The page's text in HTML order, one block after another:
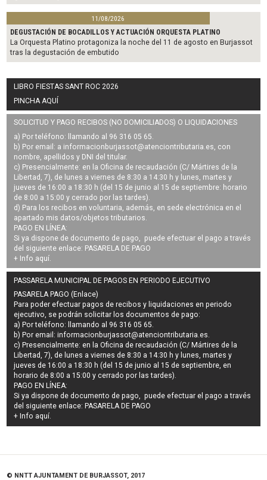
11/08/2026
DEGUSTACIÓN DE BOCADILLOS Y ACTUACIÓN ORQUESTA PLATINO
La Orquesta Platino protagoniza la noche del 11 de agosto en Burjassot
tras la degustación de embutido
LIBRO FIESTAS SANT ROC 2026
PINCHA AQUÍ
SOLICITUD Y PAGO RECIBOS (NO DOMICILIADOS) O LIQUIDACIONES
a) Por teléfono: llamando al 96 316 05 65.
b) Por email: a informacionburjassot@atenciontributaria.es, con
nombre, apellidos y DNI del titular.
c) Presencialmente: en la Oficina de recaudación (C/ Mártires de la
Libertad, 7), de lunes a viernes de 8:30 a 14:30 h y lunes, martes y
jueves de 16:00 a 18:30 h (del 15 de junio al 15 de septiembre: horario
de 8:00 a 15:00 y cerrado por las tardes).
d) Para los recibos en voluntaria, además, en sede electrónica en el
apartado mis datos/objetos tributarios.
PAGO EN LÍNEA:
Si ya dispone de documento de pago, puede efectuar el pago a través
del siguiente enlace: PASARELA DE PAGO
+ Info aquí.
PASSARELA MUNICIPAL DE PAGOS EN PERIODO EJECUTIVO
PASARELA PAGO (Enlace)
Para poder efectuar pagos derecibos y liquidaciones en periodo
ejecutivo, se podrán solicitar los documentos de pago:
a) Por teléfono: llamando al 96 316 05 65.
b) Por email:informacionburjassot@atenciontributaria.es.
c) Presencialmente: en la Oficina de recaudación (C/ Mártires de la
Libertad, 7), de lunes a viernes de 8:30 a 14:30 h y lunes, martes y
jueves de 16:00 a 18:30 h (del 15 de junio al 15 de septiembre, en
horario de 8:00 a 15:00 y cerrado por las tardes).
PAGO EN LÍNEA:
Si ya dispone de documento de pago, puede efectuar el pago a través
del siguiente enlace: PASARELA DE PAGO
+ Info aquí.
© NNTT AJUNTAMENT DE BURJASSOT, 2017